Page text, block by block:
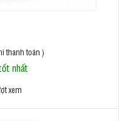
thanh toán )
nhất
xem